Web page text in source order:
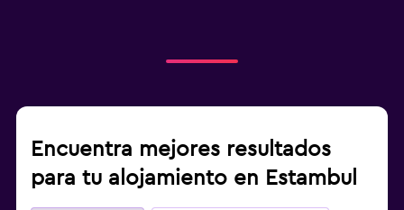
Clases de fitness
Gimnasio
Gimnasio
Encuentra mejores resultados
para tu alojamiento en Estambul